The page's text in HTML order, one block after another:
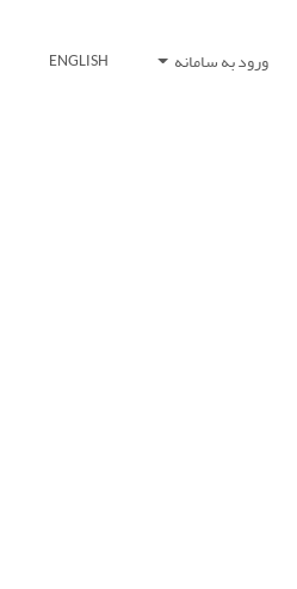
ورود به سامانه ENGLISH